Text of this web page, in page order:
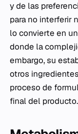
y de las
para no interferir
lo convierte en
donde la
embargo, su
otros
proceso de
final del producto.